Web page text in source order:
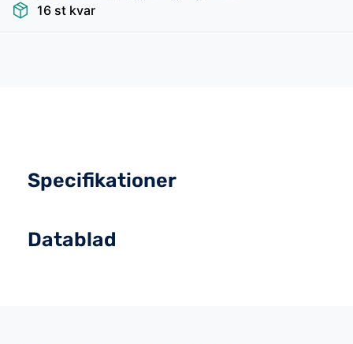
16 st kvar
Specifikationer
Datablad